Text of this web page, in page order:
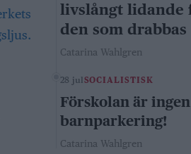
livslångt lidande
den som drabbas
Catarina Wahlgren
28 jul SOCIALISTISK
Förskolan är ingen
barnparkering!
Catarina Wahlgren